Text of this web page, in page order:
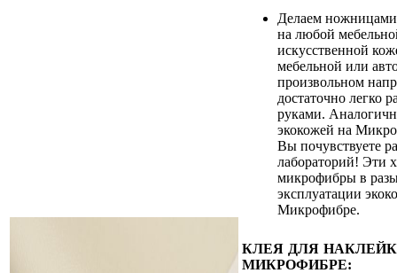
Делаем
на любой
искусственной
мебельной или
произвольном
достаточно легко
руками.
экокожей на
Вы почувствуете
лабораторий! Эти
микрофибры в
эксплуатации
Микрофибре.
КЛЕЯ ДЛЯ
МИКРОФИБРЕ: